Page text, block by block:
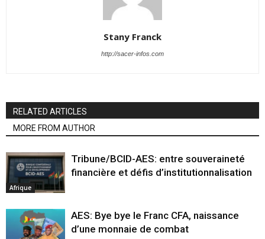
Stany Franck
http://sacer-infos.com
RELATED ARTICLES
MORE FROM AUTHOR
Afrique
Tribune/BCID-AES: entre souveraineté
financière et défis d’institutionnalisation
AES: Bye bye le Franc CFA, naissance
d’une monnaie de combat